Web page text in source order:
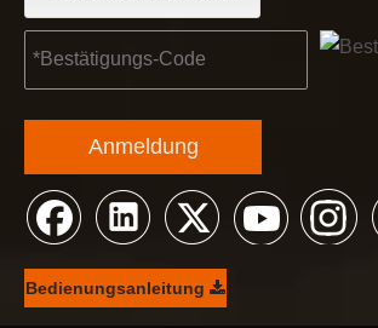
Anmeldung
Bedienungsanleitung